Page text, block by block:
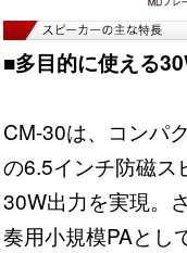
■多目的に使える
CM-30は、コンパ
の6.5インチ防磁ス
30W出力を実現。
奏用小規模PAとし